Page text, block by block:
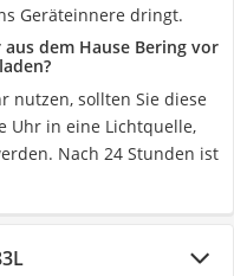
Geräteinnere dringt.
dem Hause Bering vor
nutzen, sollten Sie diese
Uhr in eine Lichtquelle,
Nach 24 Stunden ist